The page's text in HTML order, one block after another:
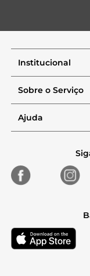
Institucional
Sobre o Serviço
Ajuda